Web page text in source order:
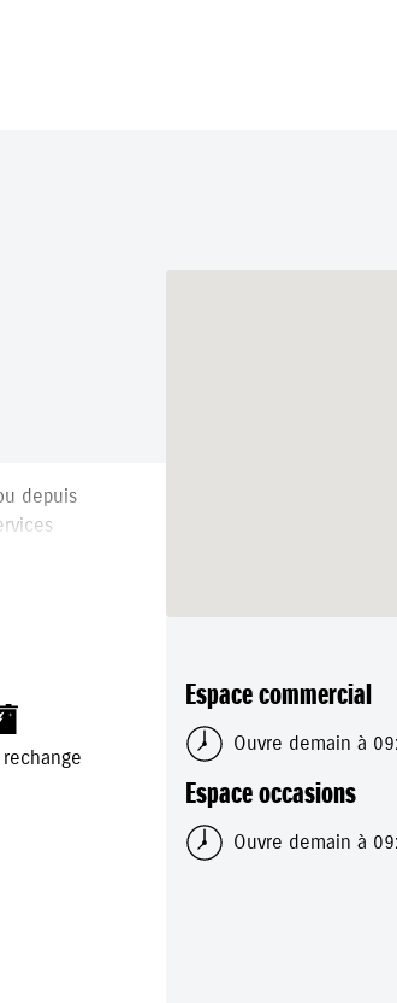
Espace commercial
Ouvre demain à
Espace occasions
Ouvre demain à
depuis
+